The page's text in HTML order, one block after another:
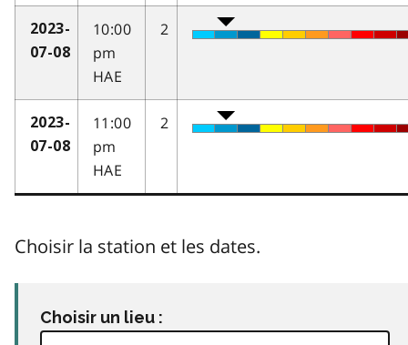
2023-
07-08
10:00
pm
HAE
2
2023-
07-08
11:00
pm
HAE
2
Choisir la station et les dates.
Choisir un lieu :